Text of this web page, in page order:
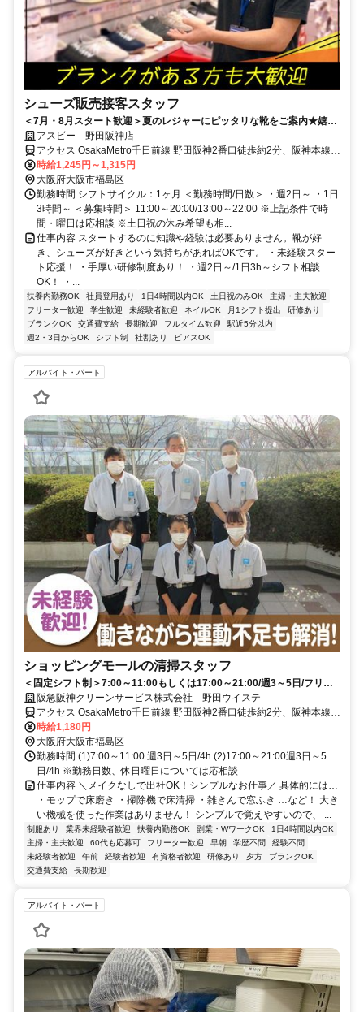
シューズ販売接客スタッフ
＜7月・8月スタート歓迎＞夏のレジャーにピッタリな靴をご案内★嬉し
いスタッフ割引も◎週2日～/1日3h～/短時間～フルタイムまで柔軟対
応！
アスビー 野田阪神店
アクセス OsakaMetro千日前線 野田阪神2番口徒歩約2分、阪神本線
野田（阪神線）徒歩約2分、ＪＲ東西線/ＪＲ片町線〔学研都市線〕 海
老江1号出口徒歩約3分 「野田阪神」駅スグ！
時給1,245円～1,315円
大阪府大阪市福島区
勤務時間 シフトサイクル：1ヶ月 ＜勤務時間/日数＞ ・週2日～ ・1日
3時間～ ＜募集時間＞ 11:00～20:00/13:00～22:00 ※上記条件で時
間・曜日は応相談 ※土日祝の休み希望も相...
仕事内容 スタートするのに知識や経験は必要ありません。靴が好
き、シューズが好きという気持ちがあればOKです。 ・未経験スター
ト応援！ ・手厚い研修制度あり！ ・週2日～/1日3h～シフト相談
OK！ ・...
扶養内勤務OK 社員登用あり 1日4時間以内OK 土日祝のみOK
主婦・主夫歓迎
フリーター歓迎
学生歓迎 未経験者歓迎 ネイルOK 月1シフト提出
研修あり
ブランクOK
交通費支給 長期歓迎 フルタイム歓迎
駅近5分以内
週2・3日からOK
シフト制 社割あり ピアスOK
アルバイト・パート
ショッピングモールの清掃スタッフ
＜固定シフト制＞7:00～11:00もしくは17:00～21:00/週3～5日/フリー
ター・主婦(夫)活躍中！
阪急阪神クリーンサービス株式会社 野田ウイステ
アクセス OsakaMetro千日前線 野田阪神2番口徒歩約2分、阪神本線
野田（阪神線）徒歩約2分、ＪＲ東西線/ＪＲ片町線〔学研都市線〕 海
老江1号出口徒歩約2分
時給1,180円
大阪府大阪市福島区
勤務時間 (1)7:00～11:00 週3日～5日/4h (2)17:00～21:00週3日～5
日/4h ※勤務日数、休日曜日については応相談
仕事内容 ＼メイクなしで出社OK！シンプルなお仕事／ 具体的には…
・モップで床磨き ・掃除機で床清掃 ・雑きんで窓ふき …など！ 大き
い機械を使った作業はありません！ シンプルで覚えやすいので、 ...
制服あり 業界未経験者歓迎 扶養内勤務OK 副業・WワークOK
1日4時間以内OK
主婦・主夫歓迎
60代も応募可 フリーター歓迎 早朝 学歴不問
経験不問
未経験者歓迎
午前 経験者歓迎 有資格者歓迎 研修あり 夕方
ブランクOK
交通費支給
長期歓迎
アルバイト・パート